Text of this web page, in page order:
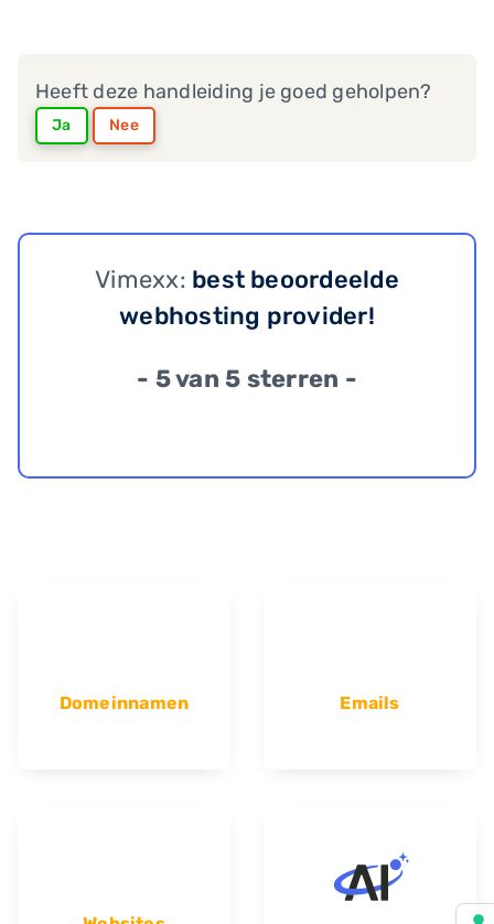
Heeft deze handleiding je goed geholpen?
Ja Nee
Vimexx: best beoordeelde
webhosting provider!
- 5 van 5 sterren -
Domeinnamen Emails